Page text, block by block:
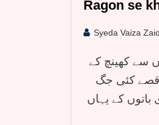
Ragon se
Syeda Vaiza
سے کھینچ کے
قصے کئی جگ
باتوں کے یہاں